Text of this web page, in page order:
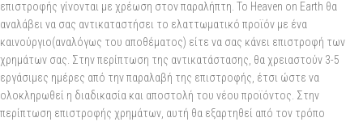
επιστροφής γίνονται με χρέωση στον παραλήπτη. Το Heaven on Earth θα
αναλάβει να σας αντικαταστήσει το ελαττωματικό προϊόν με ένα
καινούργιο(αναλόγως του αποθέματος) είτε να σας κάνει επιστροφή των
χρημάτων σας. Στην περίπτωση της αντικατάστασης, θα χρειαστούν 3-5
εργάσιμες ημέρες από την παραλαβή της επιστροφής, έτσι ώστε να
ολοκληρωθεί η διαδικασία και αποστολή του νέου προϊόντος. Στην
περίπτωση επιστροφής χρημάτων, αυτή θα εξαρτηθεί από τον τρόπο